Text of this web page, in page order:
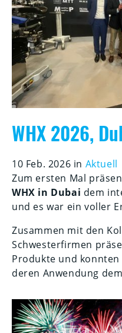
WHX 2026,
10 Feb. 2026 in Aktuell
Zum ersten Mal
WHX in Dubai dem
und es war ein voller
Zusammen mit den
Schwesterfirmen
Produkte und
deren Anwendung